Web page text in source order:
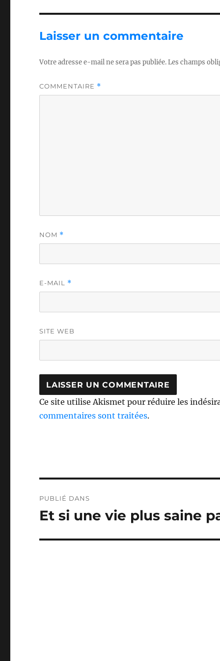
Laisser un commentaire
Votre adresse e-mail ne sera pas publiée.Les champs
COMMENTAIRE *
NOM *
E-MAIL *
SITE WEB
Ce site utilise Akismet pour réduire les
commentaires sont traitées.
de
l’article
PUBLIÉ DANS
Et si une vie plus saine